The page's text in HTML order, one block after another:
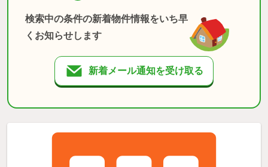
検索中の条件の新着物件情報をいち早
くお知らせします
新着メール通知を受け取る